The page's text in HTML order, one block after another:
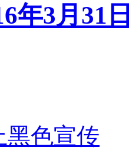
年3月31
黑色宣传